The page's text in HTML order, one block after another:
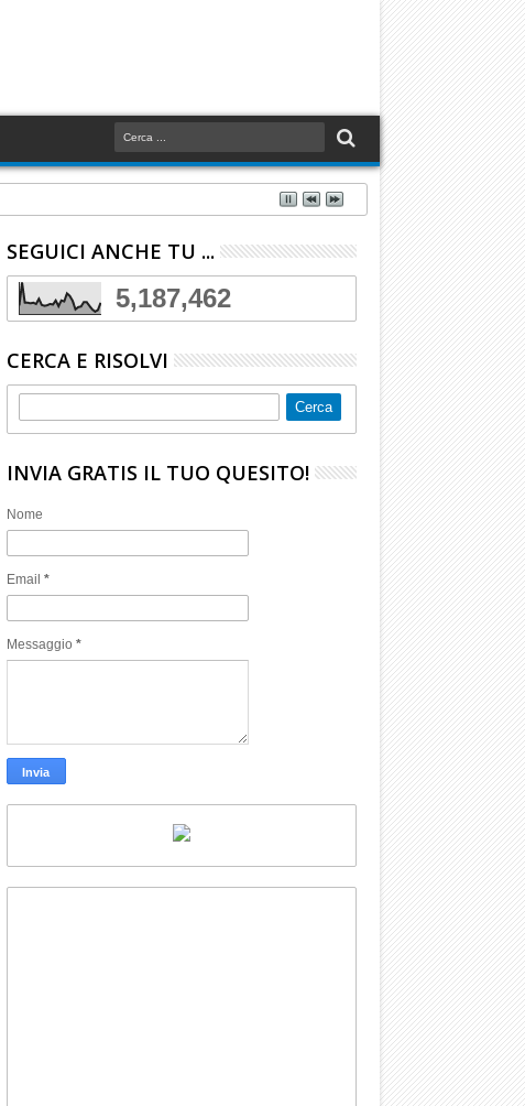
SEGUICI ANCHE TU ...
5,187,462
CERCA E RISOLVI
INVIA GRATIS IL TUO QUESITO!
Nome
Email *
Messaggio *